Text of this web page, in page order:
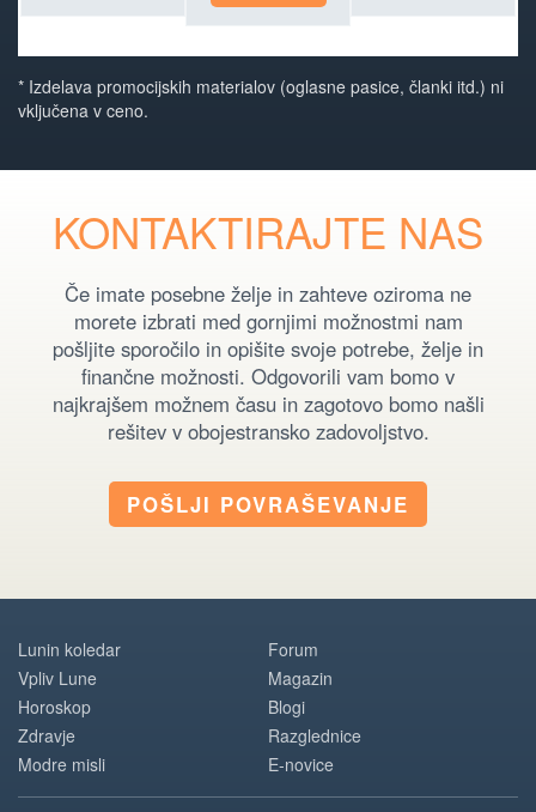
* Izdelava promocijskih materialov (oglasne pasice, članki itd.) ni
vključena v ceno.
KONTAKTIRAJTE NAS
Če imate posebne želje in zahteve oziroma ne
morete izbrati med gornjimi možnostmi nam
pošljite sporočilo in opišite svoje potrebe, želje in
finančne možnosti. Odgovorili vam bomo v
najkrajšem možnem času in zagotovo bomo našli
rešitev v obojestransko zadovoljstvo.
POŠLJI POVRAŠEVANJE
Lunin koledar
Vpliv Lune
Horoskop
Zdravje
Modre misli
Forum
Magazin
Blogi
Razglednice
E-novice